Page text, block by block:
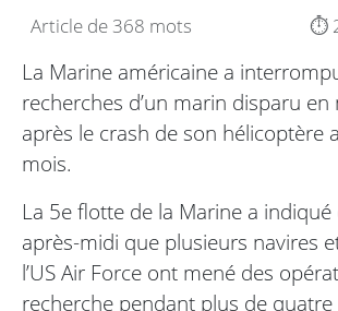
Article de 368 mots ⏱️
La Marine américaine a
recherches d’un marin disparu en
après le crash de son hélicoptère
mois.
La 5e flotte de la Marine a
après-midi que plusieurs navires
l’US Air Force ont mené des
recherche pendant plus de